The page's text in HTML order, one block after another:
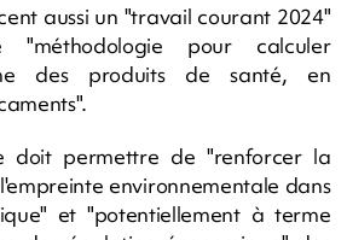
aussi un "travail courant 2024"
"méthodologie pour calculer
des produits de santé, en
doit permettre de "renforcer la
environnementale dans
et "potentiellement à terme